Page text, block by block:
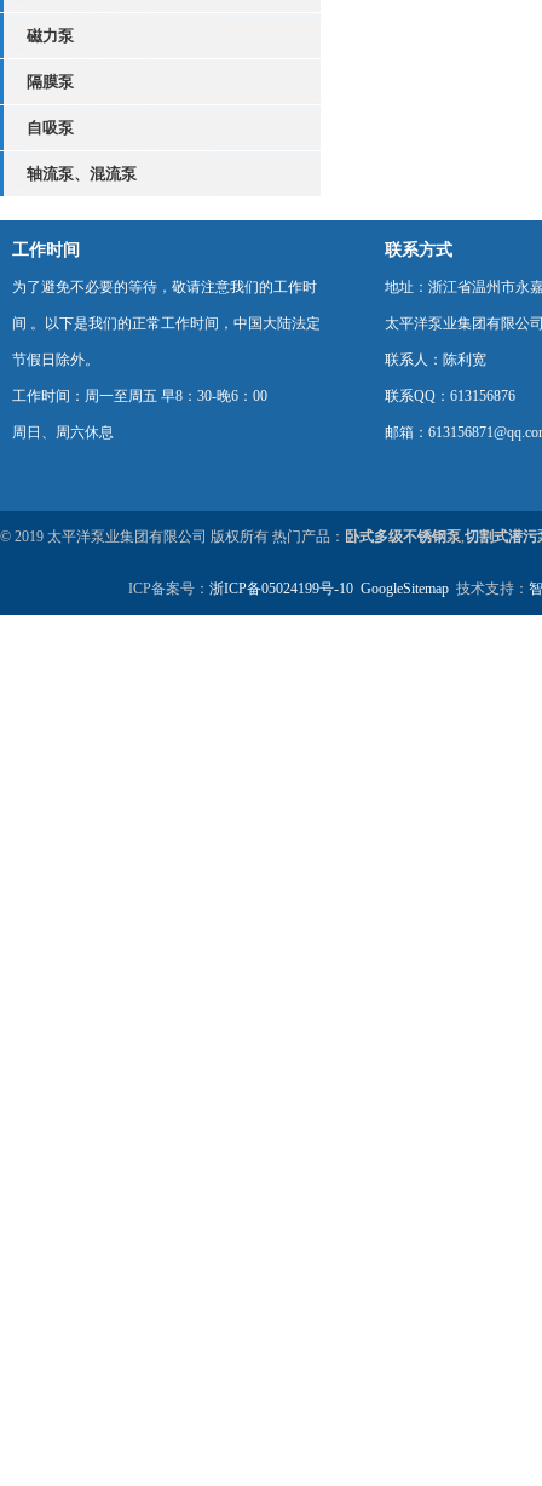
磁力泵
隔膜泵
自吸泵
轴流泵、混流泵
工作时间
为了避免不必要的等待，敬请注意我们的工作时
间 。以下是我们的正常工作时间，中国大陆法定
节假日除外。
工作时间：周一至周五 早8：30-晚6：00
周日、周六休息
联系方式
地址：浙江省温州市永
太平洋泵业集团有限公
联系人：陈利宽
联系QQ：613156876
邮箱：
© 2019 太平洋泵业集团有限公司 版权所有 热门产品： 卧式多级不锈钢泵,切割式潜污
ICP备案号： 浙ICP备05024199号-10 GoogleSitemap 技术支持：